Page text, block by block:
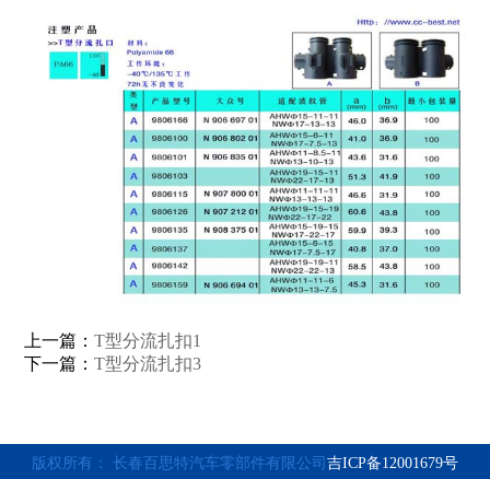
上一篇：T型分流扎扣1
下一篇：T型分流扎扣3
版权所有： 长春百思特汽车零部件有限公司 吉ICP备12001679号